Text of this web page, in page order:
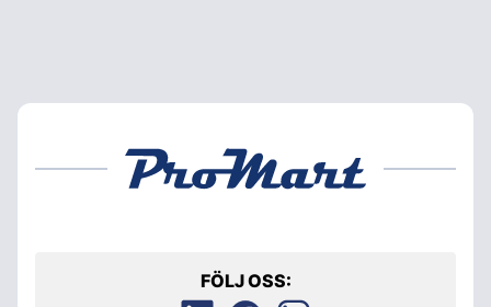
FÖLJ OSS: